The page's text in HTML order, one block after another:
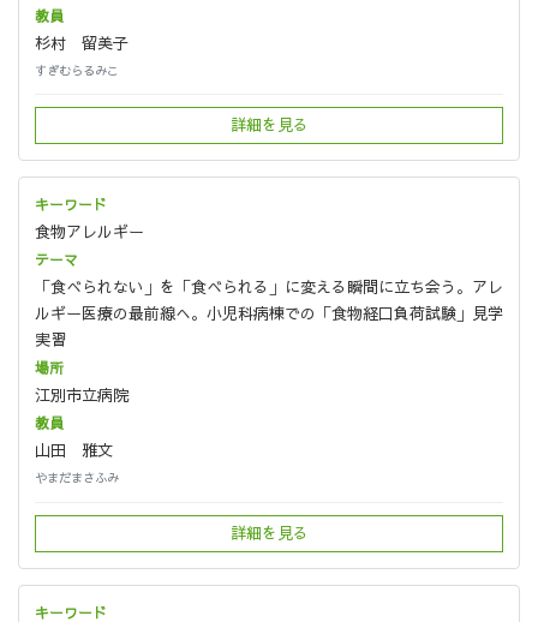
杉村 留美子
すぎむらるみこ
詳細を見る
食物アレルギー
「食べられない」を「食べられる」に変える瞬間に立ち会う。アレ
ルギー医療の最前線へ。小児科病棟での「食物経口負荷試験」見学
実習
江別市立病院
山田 雅文
やまだまさふみ
詳細を見る